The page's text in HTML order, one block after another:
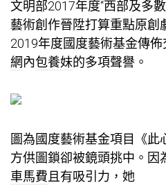
文明部2017年度“西部及多
藝術創作晉陞打算重點原創
2019年度國度藝術基金傳
網內包養妹的多項聲譽。
圖為國度藝術基金項目《此
方供圖鎖卻被鏡頭挑中。因
車馬費 且有吸引力，她